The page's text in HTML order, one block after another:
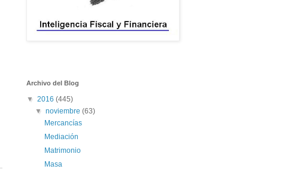
Archivo del Blog
▼ 2016 (445)
▼noviembre(63)
Mercancías
Mediación
Matrimonio
Masa